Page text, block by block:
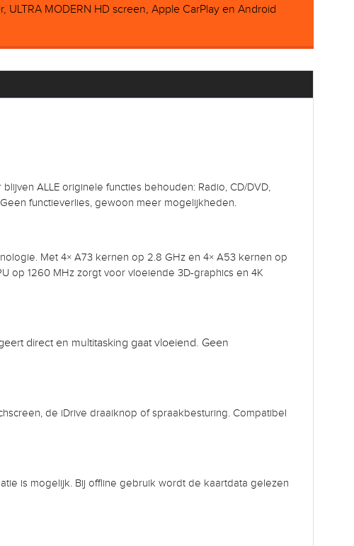
ULTRA MODERN HD screen, Apple CarPlay en Android
ALLE originele functies behouden: Radio, CD/DVD,
functieverlies, gewoon meer mogelijkheden.
Met 4× A73 kernen op 2.8 GHz en 4× A53 kernen op
op 1260 MHz zorgt voor vloeiende 3D-graphics en 4K
direct en multitasking gaat vloeiend. Geen
de iDrive draaiknop of spraakbesturing. Compatibel
is mogelijk. Bij offline gebruik wordt de kaartdata gelezen